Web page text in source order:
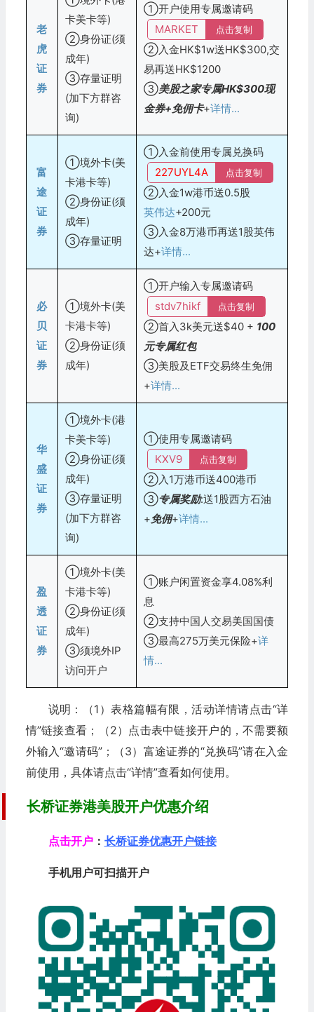
老
虎
证
券
卡美卡等)
②身份证(须
成年)
③存量证明
(加下方群咨
询)
①开户使用专属邀请码
点击复制
MARKET
②入金HK$1w送HK$300,交
易再送HK$1200
③美股之家专属HK$300现
金券+免佣卡+详情...
富
途
证
券
①境外卡(美
卡港卡等)
②身份证(须
成年)
③存量证明
①入金前使用专属兑换码
点击复制
227UYL4A
②入金1w港币送0.5股
英伟达+200元
③入金8万港币再送1股英伟
达+详情...
必
贝
证
券
①境外卡(美
卡港卡等)
②身份证(须
成年)
①开户输入专属邀请码
点击复制
stdv7hikf
②首入3k美元送$40 + 100
元专属红包
③美股及ETF交易终生免佣
+详情...
华
盛
证
券
①境外卡(港
卡美卡等)
②身份证(须
成年)
③存量证明
(加下方群咨
询)
①使用专属邀请码
点击复制
KXV9
②入1万港币送400港币
③专属奖励:送1股西方石油
+免佣+详情...
盈
透
证
券
①境外卡(美
卡港卡等)
②身份证(须
成年)
③须境外IP
访问开户
①账户闲置资金享4.08%利
息
②支持中国人交易美国国债
③最高275万美元保险+详
情...
说明：（1）表格篇幅有限，活动详情请点击“详
情”链接查看；（2）点击表中链接开户的，不需要额
外输入“邀请码”；（3）富途证券的“兑换码”请在入金
前使用，具体请点击“详情”查看如何使用。
长桥证券港美股开户优惠介绍
点击开户： 长桥证券优惠开户链接
手机用户可扫描开户